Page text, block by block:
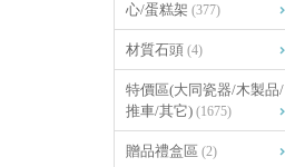
心/蛋糕架 (377)
材質石頭 (4)
特價區(大同瓷器/木製品/
推車/其它) (1675)
贈品禮盒區 (2)